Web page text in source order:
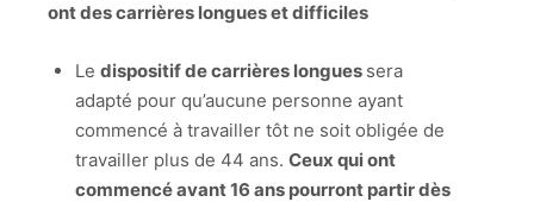
ont des carrières longues et difficiles
Le dispositif de carrières longues sera
adapté pour qu’aucune personne ayant
commencé à travailler tôt ne soit obligée de
travailler plus de 44 ans. Ceux qui ont
commencé avant 16 ans pourront partir dès